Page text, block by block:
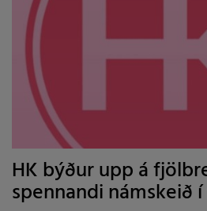
HK býður upp á
spennandi námskeið